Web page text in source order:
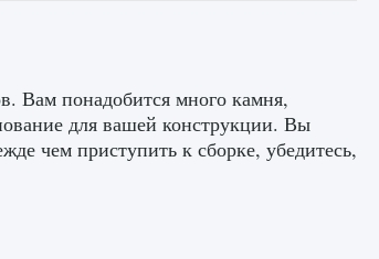
Вам понадобится много камня,
для вашей конструкции. Вы
чем приступить к сборке, убедитесь,